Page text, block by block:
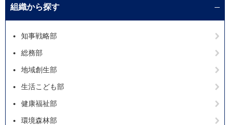
組織から探す
知事戦略部
総務部
地域創生部
生活こども部
健康福祉部
環境森林部